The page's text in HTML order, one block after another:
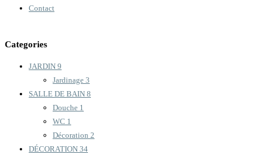
Contact
Categories
JARDIN 9
Jardinage 3
SALLE DE BAIN 8
Douche 1
WC 1
Décoration 2
DÉCORATION 34